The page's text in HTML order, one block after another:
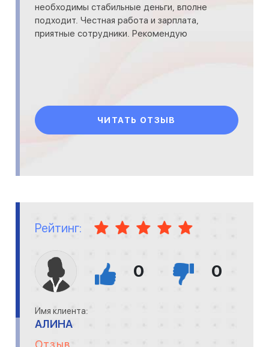
необходимы стабильные деньги, вполне
подходит. Честная работа и зарплата,
приятные сотрудники. Рекомендую
ЧИТАТЬ ОТЗЫВ
Рейтинг:
0 0
Имя клиента:
АЛИНА
Отзыв